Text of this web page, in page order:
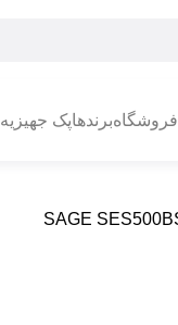
فروشگاهبرندهاپک جهیزیه